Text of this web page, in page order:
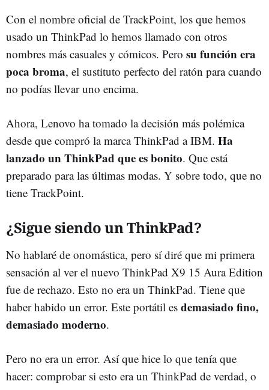
Con el nombre oficial de TrackPoint, los que hemos
usado un ThinkPad lo hemos llamado con otros
nombres más casuales y cómicos. Pero su función era
poca broma, el sustituto perfecto del ratón para cuando
no podías llevar uno encima.
Ahora, Lenovo ha tomado la decisión más polémica
desde que compró la marca ThinkPad a IBM. Ha
lanzado un ThinkPad que es bonito. Que está
preparado para las últimas modas. Y sobre todo, que no
tiene TrackPoint.
¿Sigue siendo un ThinkPad?
No hablaré de onomástica, pero sí diré que mi primera
sensación al ver el nuevo ThinkPad X9 15 Aura Edition
fue de rechazo. Esto no era un ThinkPad. Tiene que
haber habido un error. Este portátil es demasiado fino,
demasiado moderno.
Pero no era un error. Así que hice lo que tenía que
hacer: comprobar si esto era un ThinkPad de verdad, o